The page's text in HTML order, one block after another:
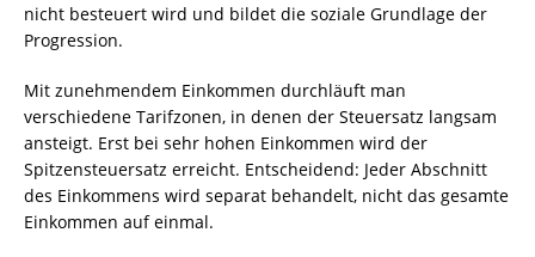
nicht besteuert wird und bildet die soziale Grundlage der
Progression.
Mit zunehmendem Einkommen durchläuft man
verschiedene Tarifzonen, in denen der Steuersatz langsam
ansteigt. Erst bei sehr hohen Einkommen wird der
Spitzensteuersatz erreicht. Entscheidend: Jeder Abschnitt
des Einkommens wird separat behandelt, nicht das gesamte
Einkommen auf einmal.